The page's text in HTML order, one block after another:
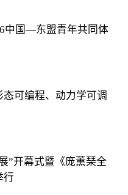
中国—东盟青年共同体
可编程、动力学可调
开幕式暨《庞薰琹全
行